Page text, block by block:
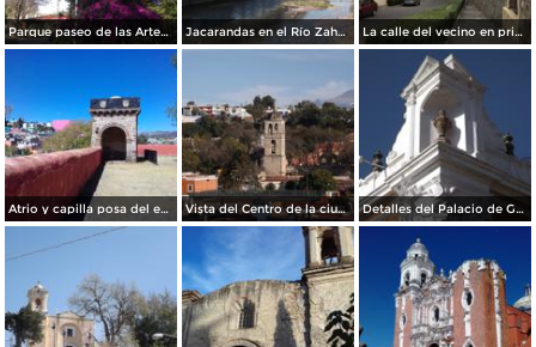
Parque paseo de las Artesanías. Abril/2018 Jacarandas en el Río Zahuapan. Abril/2018 La calle del vecino en primavera, a la derecha el ex-convento franciscano del siglo XVI. Abril/2018
Atrio y capilla posa del ex-convento franciscano del siglo XVI. Febrero/2018 Vista del Centro de la ciudad de Tlaxcala. Diciembre/2017 Detalles del Palacio de Gobierno de Tlaxcala. Diciembre/2017